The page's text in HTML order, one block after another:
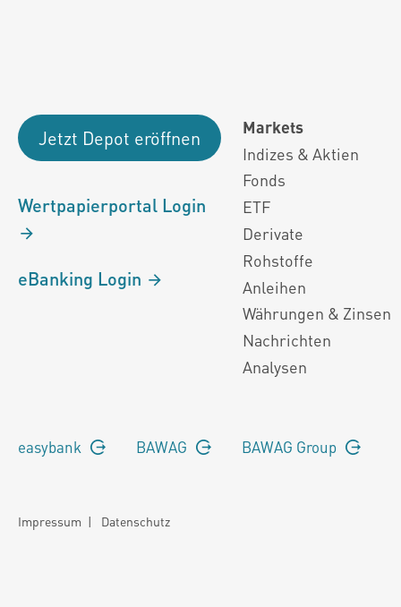
Jetzt Depot eröffnen
Wertpapierportal Login
eBanking Login
Markets
Indizes & Aktien
Fonds
ETF
Derivate
Rohstoffe
Anleihen
Währungen & Zinsen
Nachrichten
Analysen
easybank BAWAG BAWAG Group
Impressum | Datenschutz